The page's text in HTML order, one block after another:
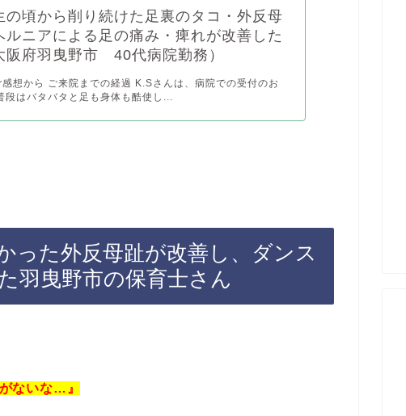
の頃から削り続けた足裏のタコ・外反母
ルニアによる足の痛み・痺れが改善した
阪府羽曳野市 40代病院勤務）
感想から ご来院までの経過 K.Sさんは、病院での受付のお
段はバタバタと足も身体も酷使し...
った外反母趾が改善し、ダンス
羽曳野市の保育士さん
ないな…』